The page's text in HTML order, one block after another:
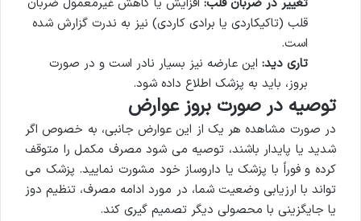
تغییر در ضربان قلب: افزایش یا کاهش غیرمعمول ضربان
قلب (تاکیکاردی یا برادی کاردی) نیز به ندرت گزارش شده
است.
تاری دید: این عارضه نیز بسیار نادر است و در صورت
بروز، باید به پزشک اطلاع داده شود.
توصیه در صورت بروز عوارض
در صورت مشاهده هر یک از این عوارض جانبی، به خصوص اگر
شدید یا پایدار باشند، توصیه می شود مصرف مکمل را متوقف
کرده و فوراً با پزشک یا داروساز خود مشورت نمایید. پزشک می
تواند با ارزیابی وضعیت شما، در مورد ادامه مصرف، تنظیم دوز
یا جایگزینی با محصولی دیگر تصمیم گیری کند.